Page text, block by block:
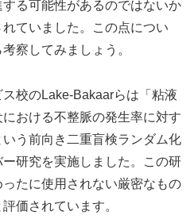
する可能性があるのではないか
ていました。この点につい
察してみましょう。
校のLake-Bakaarらは「粘液
おける不整脈の発生率に対す
う前向き二重盲検ランダム化
研究を実施しました。この研
たに使用されない厳密なもの
価されています。